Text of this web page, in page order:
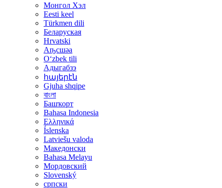
Монгол Хэл
Eesti keel
Türkmen dili
Беларуская
Hrvatski
Аҧсшәа
Oʻzbek tili
Адыгабзэ
հայերէն
Gjuha shqipe
বাংলা
Башҡорт
Bahasa Indonesia
Ελληνικά
Íslenska
Latviešu valoda
Македонски
Bahasa Melayu
Мордовский
Slovenský
српски